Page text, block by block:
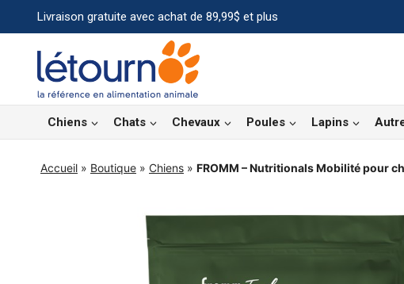
au
contenu
Livraison gratuite avec achat de 89,99$ et plus
Chiens Chats Chevaux Poules Lapins
Accueil » Boutique » Chiens » FROMM – Nutritionals Mobilité pour